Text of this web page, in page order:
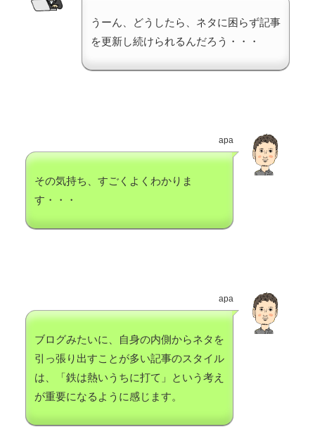
うーん、どうしたら、ネタに困らず記事
を更新し続けられるんだろう・・・
apa
その気持ち、すごくよくわかりま
す・・・
apa
ブログみたいに、自身の内側からネタを
引っ張り出すことが多い記事のスタイル
は、「鉄は熱いうちに打て」という考え
が重要になるように感じます。